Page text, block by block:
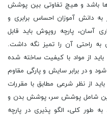
باشد و هیچ تفاوتی بین پوشش
به دانش آموزان احساس برابری و
آسان، پارچه روپوش باید قابل
به راحتی آن را تمیز نگه داشت.
باید از مواد با کیفیت ساخته شده
و در برابر سایش و پارگی مقاوم
از نظر شرعی مطابق با مقررات
این شامل پوشش سر، پوشش بدن و
کلی، الگو پذیری در پارچه